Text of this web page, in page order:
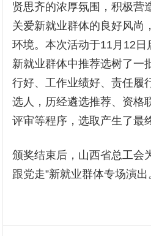
贤思齐的浓厚氛围，积极营
关爱新就业群体的良好风尚
环境。本次活动于11月12
新就业群体中推荐选树了一
行好、工作业绩好、责任履
选人，历经遴选推荐、资格
评审等程序，选取产生了最
颁奖结束后，山西省总工会
跟党走”新就业群体专场演出